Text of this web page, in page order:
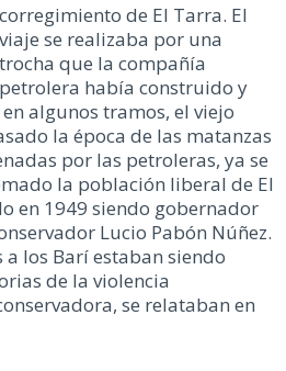
corregimiento de El Tarra. El
viaje se realizaba por una
trocha que la compañía
petrolera había construido y
algunos tramos, el viejo
la época de las matanzas
por las petroleras, ya se
la población liberal de El
en 1949 siendo gobernador
Lucio Pabón Núñez.
los Barí estaban siendo
de la violencia
se relataban en